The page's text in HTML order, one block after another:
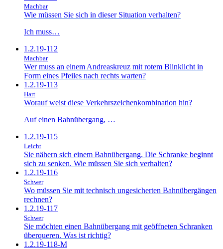
Machbar
Wie müssen Sie sich in dieser Situation verhalten?
Ich muss…
1.2.19-112
Machbar
Wer muss an einem Andreaskreuz mit rotem Blinklicht in
Form eines Pfeiles nach rechts warten?
1.2.19-113
Hart
Worauf weist diese Verkehrszeichenkombination hin?
Auf einen Bahnübergang, …
1.2.19-115
Leicht
Sie nähern sich einem Bahnübergang. Die Schranke beginnt
sich zu senken. Wie müssen Sie sich verhalten?
1.2.19-116
Schwer
Wo müssen Sie mit technisch ungesicherten Bahnübergängen
rechnen?
1.2.19-117
Schwer
Sie möchten einen Bahnübergang mit geöffneten Schranken
überqueren. Was ist richtig?
1.2.19-118-M